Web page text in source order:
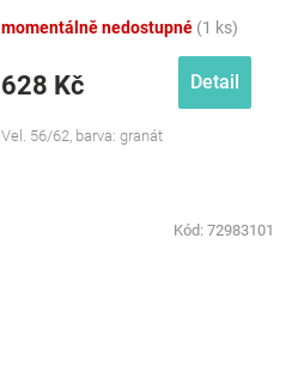
momentálně nedostupné (1 ks)
628 Kč Detail
Vel. 56/62, barva: granát
Kód: 72983101